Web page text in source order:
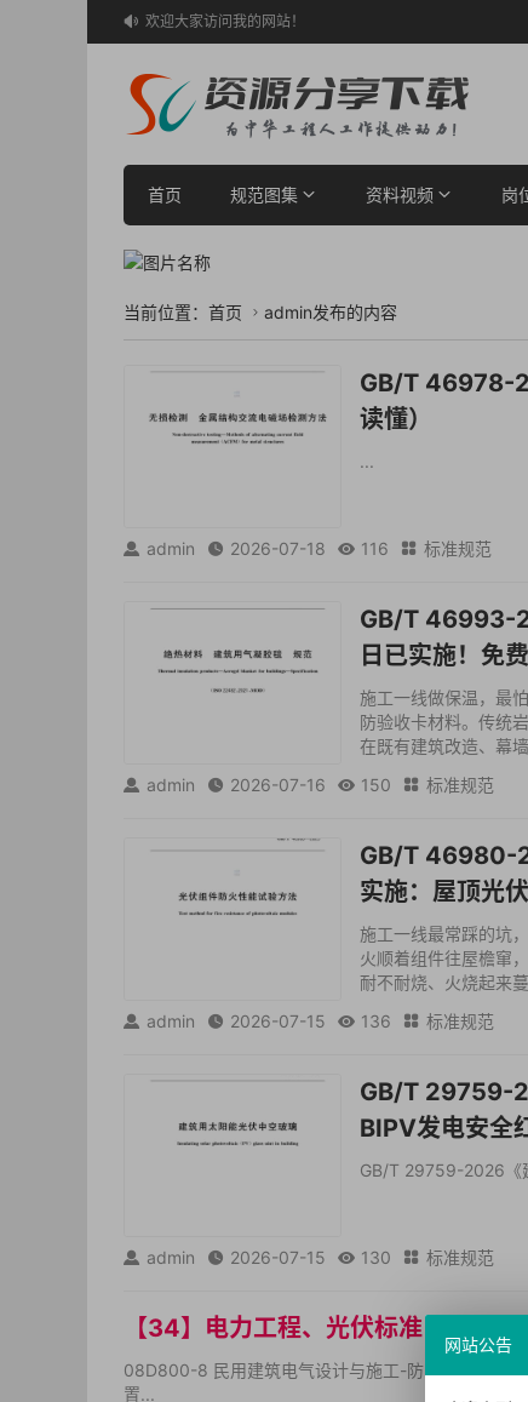
 欢迎大家访问我的网站！
首页 规范图集 资料视频 岗
当前位置： 首页  admin发布的内容
GB/T 46978-
读懂）
...
 admin  2026-07-18  116  标准规范
GB/T 46993-
日已实施！免
施工一线做保温，最
防验收卡材料。传统
在既有建筑改造、幕
 admin  2026-07-16  150  标准规范
GB/T 46980-
实施：屋顶光
施工一线最常踩的坑
火顺着组件往屋檐窜
耐不耐烧、火烧起来
 admin  2026-07-15  136  标准规范
GB/T 29759-
BIPV发电安全
GB/T 29759-2026《
 admin  2026-07-15  130  标准规范
【34】电力工程、光伏标准【合集】
08D800-8 民用建筑电气设计与施工-防雷与接地链
置...
网站公告